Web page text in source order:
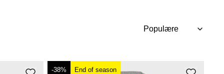
-38% End of season